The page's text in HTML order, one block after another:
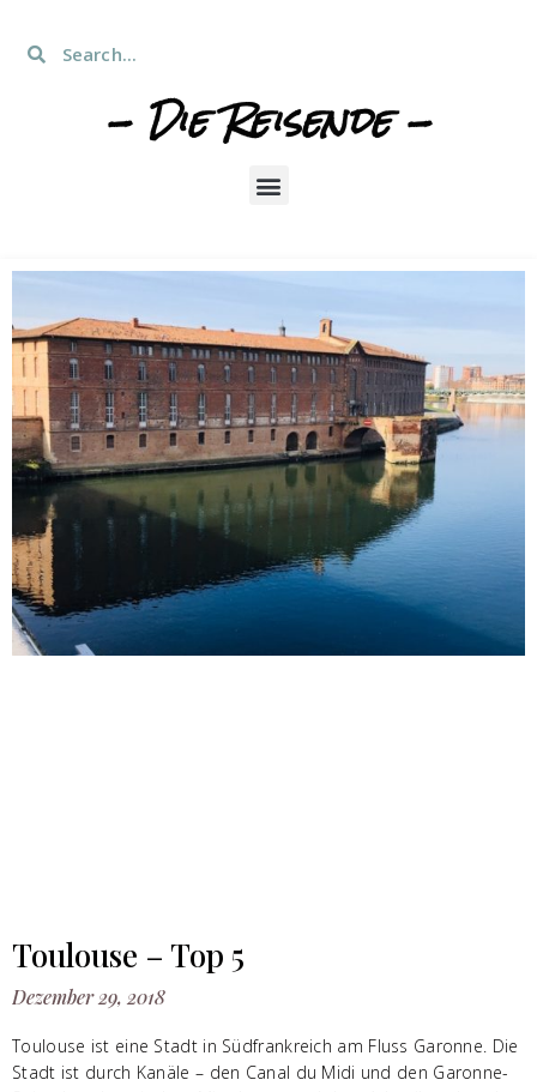
- Die Reisende -
Toulouse – Top 5
Dezember 29, 2018
Toulouse ist eine Stadt in Südfrankreich am Fluss Garonne. Die
Stadt ist durch Kanäle – den Canal du Midi und den Garonne-